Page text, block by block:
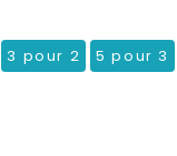
3 pour 2 5 pour 3